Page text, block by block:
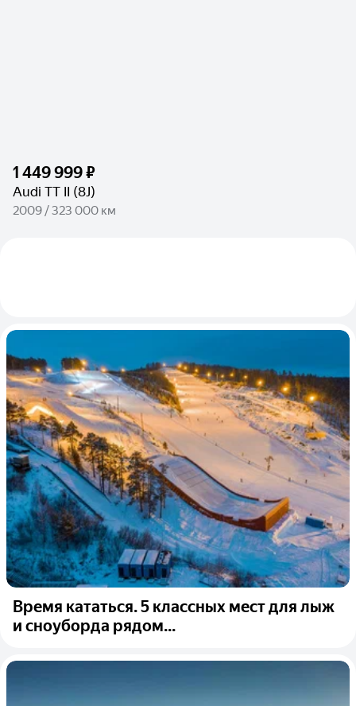
1 449 999 ₽
Audi TT II (8J)
2009 / 323 000 км
Время кататься. 5 классных мест для лыж
и сноуборда рядом...